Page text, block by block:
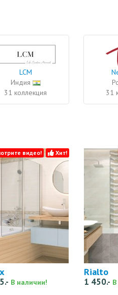
LCM
Индия
31 коллекция
31
В наличии!
видео! Хит!
Rialto
1 450.-